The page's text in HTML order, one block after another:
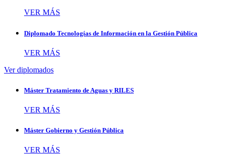
VER MÁS
Diplomado Tecnologías de Información en la Gestión Pública
VER MÁS
Ver diplomados
Máster Tratamiento de Aguas y RILES
VER MÁS
Máster Gobierno y Gestión Pública
VER MÁS